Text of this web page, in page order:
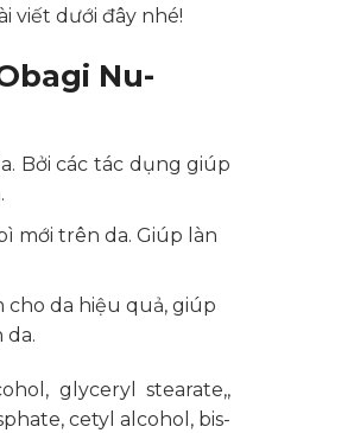
viết dưới đây nhé!
Nu-
Bởi các tác dụng giúp
mới trên da. Giúp làn
cho da hiệu quả, giúp
da.
glyceryl stearate,,
cetyl alcohol, bis-